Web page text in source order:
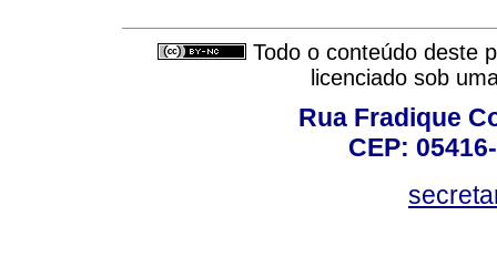
Todo o conteúdo deste
licenciado sob
Rua Fradique
CEP: